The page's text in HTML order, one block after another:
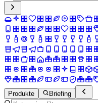
Produkte Briefing